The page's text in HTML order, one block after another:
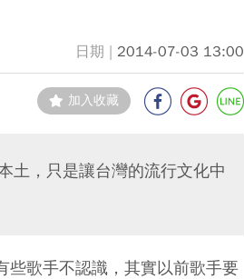
2014-07-03 13:00
加入收藏
土，只是讓台灣的流行文化中
些歌手不認識，其實以前歌手要